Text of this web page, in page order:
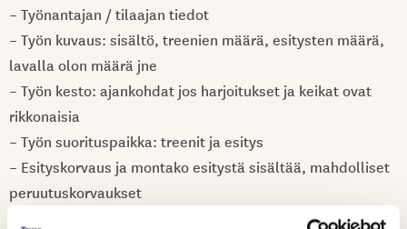
– Työnantajan / tilaajan tiedot
– Työn kuvaus: sisältö, treenien määrä, esitysten määrä,
lavalla olon määrä jne
– Työn kesto: ajankohdat jos harjoitukset ja keikat ovat
rikkonaisia
– Työn suorituspaikka: treenit ja esitys
– Esityskorvaus ja montako esitystä sisältää, mahdolliset
peruutuskorvaukset
– Harjoituskorvaus ja minkä määrän harjoituksia sisältää,